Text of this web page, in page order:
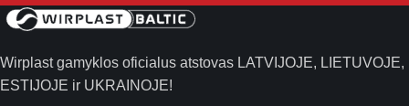
Wirplast gamyklos oficialus atstovas LATVIJOJE, LIETUVOJE,
ESTIJOJE ir UKRAINOJE!